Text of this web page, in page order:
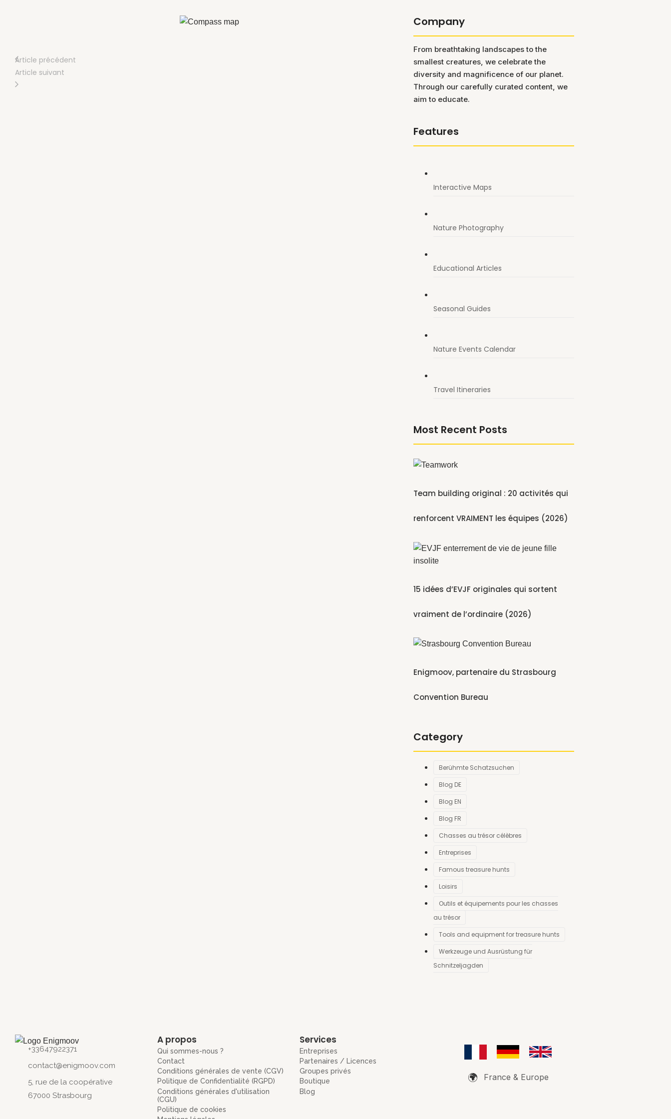
Article précédent
Article suivant
Company
From breathtaking landscapes to the
smallest creatures, we celebrate the
diversity and magnificence of our planet.
Through our carefully curated content, we
aim to educate.
Features
Interactive Maps
Nature Photography
Educational Articles
Seasonal Guides
Nature Events Calendar
Travel Itineraries
Most Recent Posts
Team building original : 20 activités qui
renforcent VRAIMENT les équipes (2026)
15 idées d’EVJF originales qui sortent
vraiment de l’ordinaire (2026)
Enigmoov, partenaire du Strasbourg
Convention Bureau
Category
Berühmte Schatzsuchen
Blog DE
Blog EN
Blog FR
Chasses au trésor célèbres
Entreprises
Famous treasure hunts
Loisirs
Outils et équipements pour les chasses
au trésor
Tools and equipment for treasure hunts
Werkzeuge und Ausrüstung für
Schnitzeljagden
+33647922371
contact@enigmoov.com
5, rue de la coopérative
67000 Strasbourg
A propos
Qui sommes-nous ?
Contact
Conditions générales de vente (CGV)
Politique de Confidentialité (RGPD)
Conditions générales d'utilisation
(CGU)
Politique de cookies
Services
Entreprises
Partenaires / Licences
Groupes privés
Boutique
Blog
🌍 France & Europe